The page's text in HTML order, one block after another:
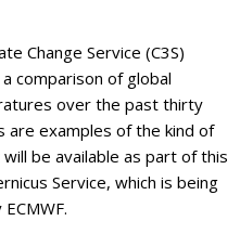
Change Service (C3S)
comparison of global
over the past thirty
are examples of the kind of
be available as part of this
Service, which is being